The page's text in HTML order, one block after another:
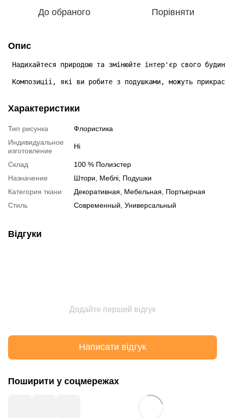
До обраного Порівняти
Опис
Надихайтеся природою та змінюйте інтер'єр свого
Композиції, які ви робите з подушками, можуть
Характеристики
Тип рисунка
Флористика
Индивидуальное
изготовление
Ні
Склад
100 % Полиэстер
Назначение
Штори, Меблі, Подушки
Категория ткани
Декоративная, Мебельная, Портьерная
Стиль
Современный, Универсальный
Відгуки
Додайте перший відгук
Написати відгук
Поширити у соцмережах